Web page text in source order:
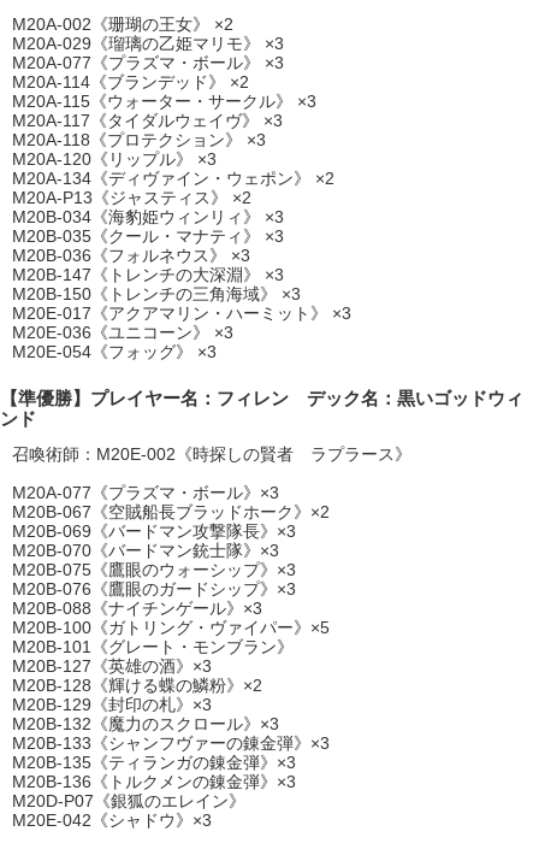
M20A-002《珊瑚の王女》 ×2
M20A-029《瑠璃の乙姫マリモ》 ×3
M20A-077《プラズマ・ボール》 ×3
M20A-114《ブランデッド》 ×2
M20A-115《ウォーター・サークル》 ×3
M20A-117《タイダルウェイヴ》 ×3
M20A-118《プロテクション》 ×3
M20A-120《リップル》 ×3
M20A-134《ディヴァイン・ウェポン》 ×2
M20A-P13《ジャスティス》 ×2
M20B-034《海豹姫ウィンリィ》 ×3
M20B-035《クール・マナティ》 ×3
M20B-036《フォルネウス》 ×3
M20B-147《トレンチの大深淵》 ×3
M20B-150《トレンチの三角海域》 ×3
M20E-017《アクアマリン・ハーミット》 ×3
M20E-036《ユニコーン》 ×3
M20E-054《フォッグ》 ×3
【準優勝】プレイヤー名：フィレン デック名：黒いゴッドウィ
ンド
召喚術師：M20E-002《時探しの賢者 ラプラース》
M20A-077《プラズマ・ボール》×3
M20B-067《空賊船長ブラッドホーク》×2
M20B-069《バードマン攻撃隊長》×3
M20B-070《バードマン銃士隊》×3
M20B-075《鷹眼のウォーシップ》×3
M20B-076《鷹眼のガードシップ》×3
M20B-088《ナイチンゲール》×3
M20B-100《ガトリング・ヴァイパー》×5
M20B-101《グレート・モンブラン》
M20B-127《英雄の酒》×3
M20B-128《輝ける蝶の鱗粉》×2
M20B-129《封印の札》×3
M20B-132《魔力のスクロール》×3
M20B-133《シャンフヴァーの錬金弾》×3
M20B-135《ティランガの錬金弾》×3
M20B-136《トルクメンの錬金弾》×3
M20D-P07《銀狐のエレイン》
M20E-042《シャドウ》×3